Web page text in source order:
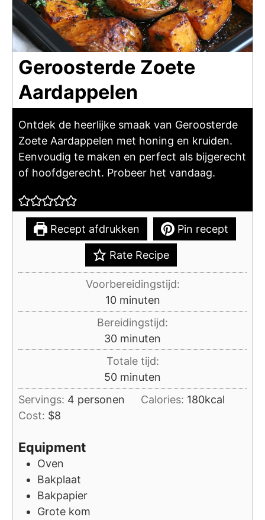
Geroosterde Zoete
Aardappelen
Ontdek de heerlijke smaak van Geroosterde
Zoete Aardappelen met honing en kruiden.
Eenvoudig te maken en perfect als bijgerecht
of hoofdgerecht. Probeer het vandaag.
Recept afdrukken Pin recept
Rate Recipe
Voorbereidingstijd:
10minuten
minuten
Bereidingstijd:
30minuten
minuten
Totale tijd:
50minuten
minuten
Servings: 4 personen Calories: 180kcal
Cost: $8
Equipment
Oven
Bakplaat
Bakpapier
Grote kom